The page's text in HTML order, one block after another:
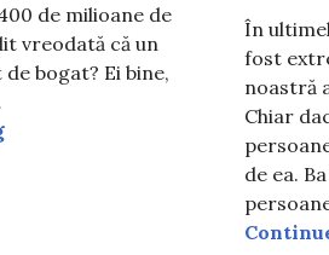
o să-ți vină să crezi care este
de milioane de
vreodată că un
bogat? Ei bine,
Cel mai bogat animal din lume.
În
fost
noastră
Chiar
de ea.